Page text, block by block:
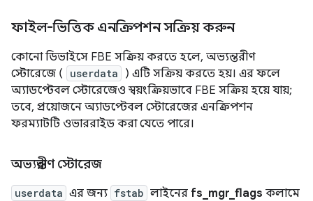
ফাইল-ভিত্তিক এনক্রিপশন সক্রিয় করুন
কোনো ডিভাইসে FBE সক্রিয় করতে হলে, অভ্যন্তরীণ
স্টোরেজে (
userdata
) এটি সক্রিয় করতে হয়। এর ফলে
অ্যাডপ্টেবল স্টোরেজেও স্বয়ংক্রিয়ভাবে FBE সক্রিয় হয়ে যায়;
তবে, প্রয়োজনে অ্যাডপ্টেবল স্টোরেজের এনক্রিপশন
ফরম্যাটটি ওভাররাইড করা যেতে পারে।
অভ্যন্তরীণ স্টোরেজ
userdata এর জন্য fstab লাইনের fs_mgr_flags কলামে